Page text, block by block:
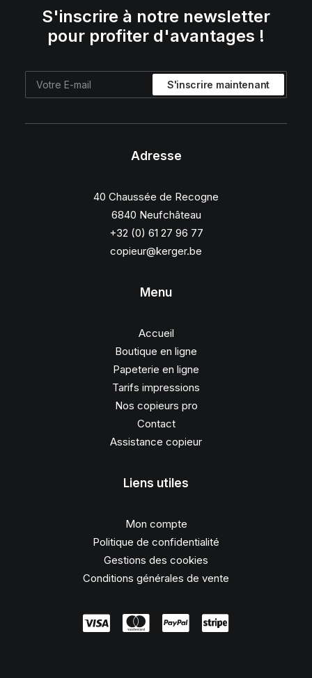
S'inscrire à notre newsletter
pour profiter d'avantages !
Adresse
40 Chaussée de Recogne
6840 Neufchâteau
+32 (0) 61 27 96 77
copieur@kerger.be
Menu
Accueil
Boutique en ligne
Papeterie en ligne
Tarifs impressions
Nos copieurs pro
Contact
Assistance copieur
Liens utiles
Mon compte
Politique de confidentialité
Gestions des cookies
Conditions générales de vente